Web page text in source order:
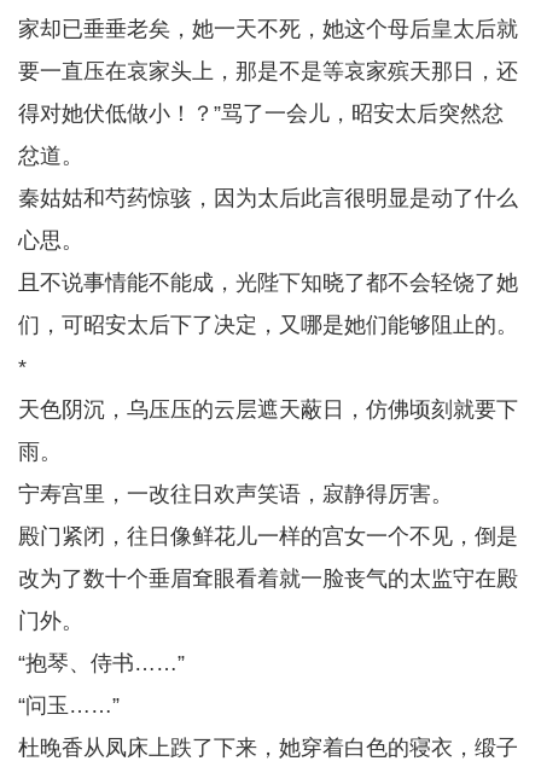
家却已垂垂老矣，她一天不死，她这个母后皇太后就
要一直压在哀家头上，那是不是等哀家殡天那日，还
得对她伏低做小！？”骂了一会儿，昭安太后突然忿
忿道。
秦姑姑和芍药惊骇，因为太后此言很明显是动了什么
心思。
且不说事情能不能成，光陛下知晓了都不会轻饶了她
们，可昭安太后下了决定，又哪是她们能够阻止的。
*
天色阴沉，乌压压的云层遮天蔽日，仿佛顷刻就要下
雨。
宁寿宫里，一改往日欢声笑语，寂静得厉害。
殿门紧闭，往日像鲜花儿一样的宫女一个不见，倒是
改为了数十个垂眉耷眼看着就一脸丧气的太监守在殿
门外。
“抱琴、侍书……”
“问玉……”
杜晚香从凤床上跌了下来，她穿着白色的寝衣，缎子